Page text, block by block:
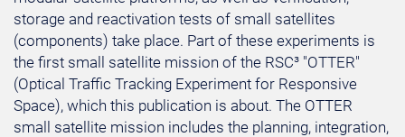
storage and reactivation tests of small satellites
(components) take place. Part of these experiments is
the first small satellite mission of the RSC³ "OTTER"
(Optical Traffic Tracking Experiment for Responsive
Space), which this publication is about. The OTTER
small satellite mission includes the planning, integration,